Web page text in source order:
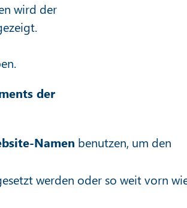
wird der
der
Namen benutzen, um den
werden oder so weit vorn